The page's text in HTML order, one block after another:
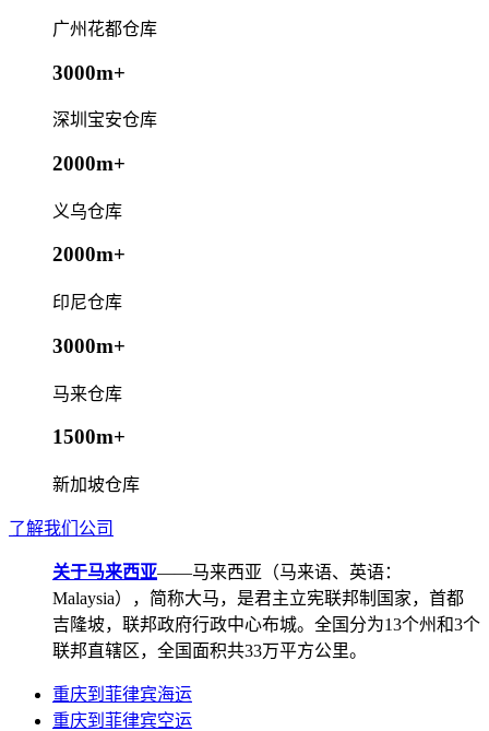
广州花都仓库
3000m+
深圳宝安仓库
2000m+
义乌仓库
2000m+
印尼仓库
3000m+
马来仓库
1500m+
新加坡仓库
了解我们公司
关于马来西亚——马来西亚（马来语、英语：
Malaysia），简称大马，是君主立宪联邦制国家，首都
吉隆坡，联邦政府行政中心布城。全国分为13个州和3个
联邦直辖区，全国面积共33万平方公里。
重庆到菲律宾海运
重庆到菲律宾空运